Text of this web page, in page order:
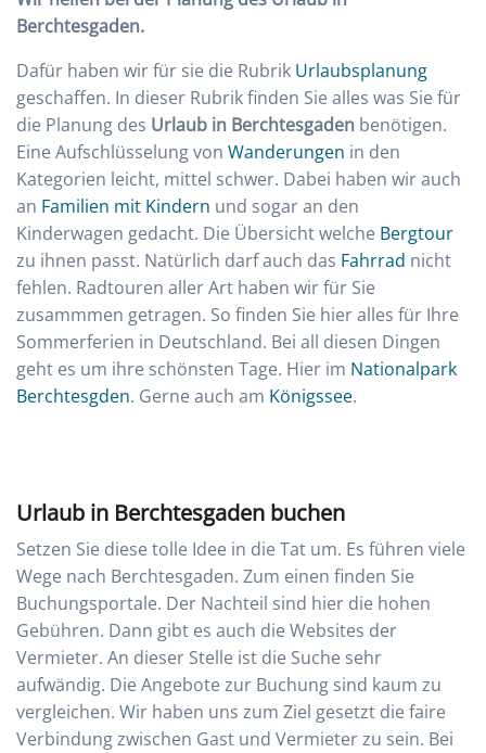
Berchtesgaden.
Dafür haben wir für sie die Rubrik Urlaubsplanung
geschaffen. In dieser Rubrik finden Sie alles was Sie für
die Planung des Urlaub in Berchtesgaden benötigen.
Eine Aufschlüsselung von Wanderungen in den
Kategorien leicht, mittel schwer. Dabei haben wir auch
an Familien mit Kindern und sogar an den
Kinderwagen gedacht. Die Übersicht welche Bergtour
zu ihnen passt. Natürlich darf auch das Fahrrad nicht
fehlen. Radtouren aller Art haben wir für Sie
zusammmen getragen. So finden Sie hier alles für Ihre
Sommerferien in Deutschland. Bei all diesen Dingen
geht es um ihre schönsten Tage. Hier im Nationalpark
Berchtesgden. Gerne auch am Königssee.
Urlaub in Berchtesgaden buchen
Setzen Sie diese tolle Idee in die Tat um. Es führen viele
Wege nach Berchtesgaden. Zum einen finden Sie
Buchungsportale. Der Nachteil sind hier die hohen
Gebühren. Dann gibt es auch die Websites der
Vermieter. An dieser Stelle ist die Suche sehr
aufwändig. Die Angebote zur Buchung sind kaum zu
vergleichen. Wir haben uns zum Ziel gesetzt die faire
Verbindung zwischen Gast und Vermieter zu sein. Bei